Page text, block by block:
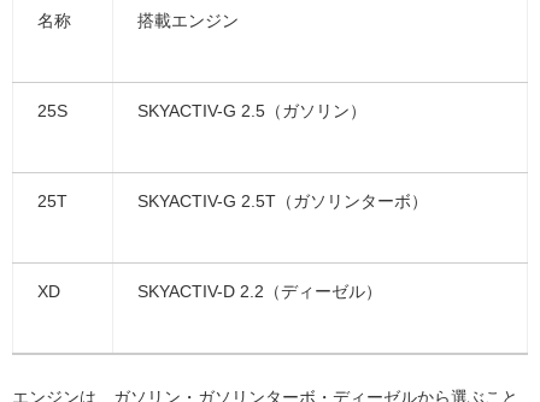
名称 搭載エンジン
25S SKYACTIV-G 2.5（ガソリン）
25T SKYACTIV-G 2.5T（ガソリンターボ）
XD SKYACTIV-D 2.2（ディーゼル）
エンジンは、ガソリン・ガソリンターボ・ディーゼルから選ぶこと